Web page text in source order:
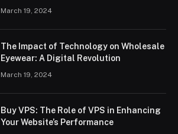
March 19, 2024
The Impact of Technology on Wholesale
Eyewear: A Digital Revolution
March 19, 2024
Buy VPS: The Role of VPS in Enhancing
Your Website’s Performance